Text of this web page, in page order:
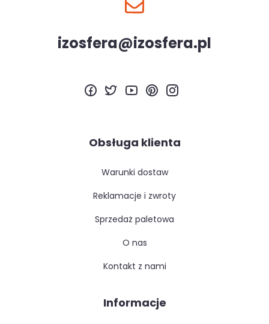
izosfera@izosfera.pl
Obsługa klienta
warunki dostaw
reklamacje i zwroty
sprzedaż paletowa
o nas
kontakt z nami
Informacje